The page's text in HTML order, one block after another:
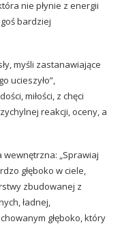
nie płynie z energii
bardziej
myśli zastanawiające
ucieszyło”,
miłości, z chęci
reakcji, oceny, a
„Sprawiaj
głęboko w ciele,
zbudowanej z
ładnej,
głęboko, który